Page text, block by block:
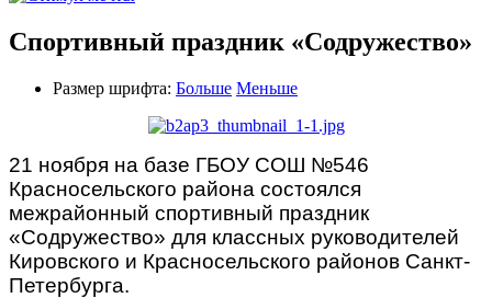
Спортивный праздник «Содружество»
Размер шрифта: Больше Меньше
21 ноября на базе ГБОУ СОШ №546
Красносельского района состоялся
межрайонный спортивный праздник
«Содружество» для классных руководителей
Кировского и Красносельского районов Санкт-
Петербурга.